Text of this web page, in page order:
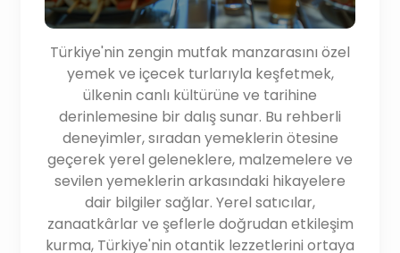
Türkiye'nin zengin mutfak manzarasını özel
yemek ve içecek turlarıyla keşfetmek,
ülkenin canlı kültürüne ve tarihine
derinlemesine bir dalış sunar. Bu rehberli
deneyimler, sıradan yemeklerin ötesine
geçerek yerel geleneklere, malzemelere ve
sevilen yemeklerin arkasındaki hikayelere
dair bilgiler sağlar. Yerel satıcılar,
zanaatkârlar ve şeflerle doğrudan etkileşim
kurma, Türkiye'nin otantik lezzetlerini ortaya